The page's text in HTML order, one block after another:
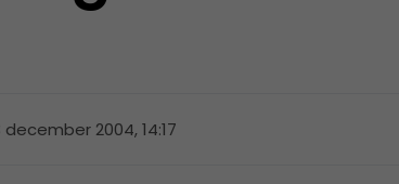
december 2004, 14:17